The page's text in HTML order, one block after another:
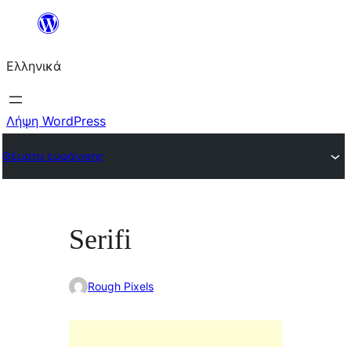
Μετάβαση
περιεχόμενο
Ελληνικά
Λήψη WordPress
Θέματα εμφάνισης
Serifi
Rough Pixels